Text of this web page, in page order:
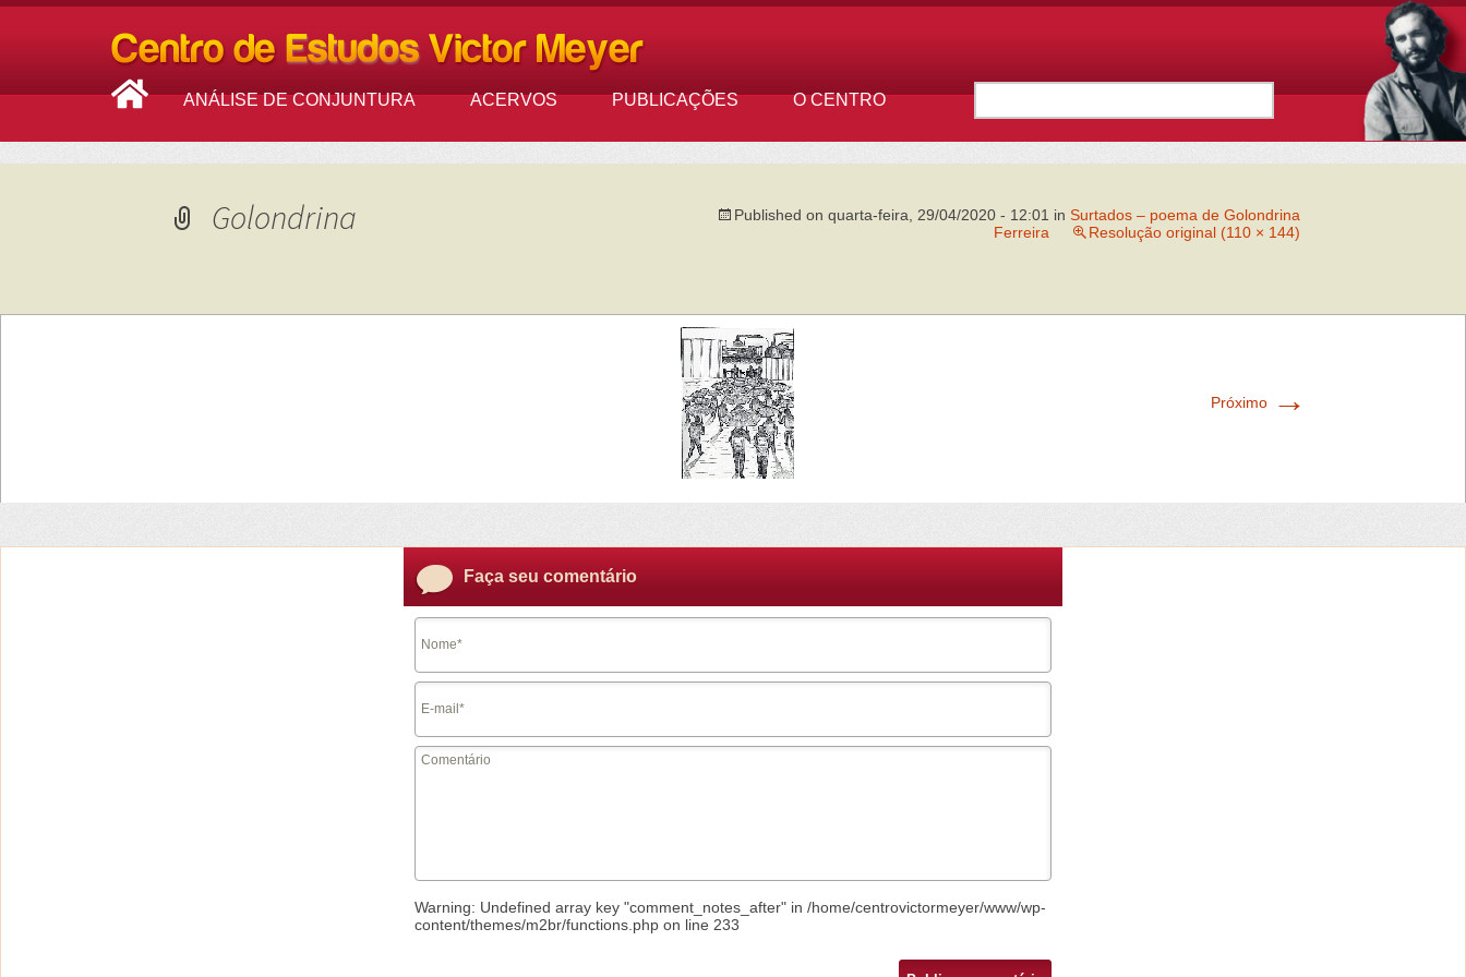
ANÁLISE DE CONJUNTURA ACERVOS PUBLICAÇÕES O CENTRO
Golondrina Published on quarta-feira, 29/04/2020 - 12:01 in Surtados – poema de Golondrina
Ferreira
Resolução original (110 × 144)
Próximo →
Faça seu comentário
Warning: Undefined array key "comment_notes_after" in /home/centrovictormeyer/www/wp-
content/themes/m2br/functions.php on line 233